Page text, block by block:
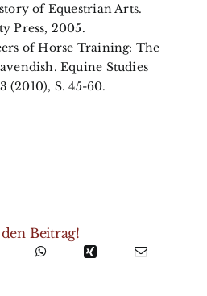
of Equestrian Arts.
Press, 2005.
of Horse Training: The
Equine Studies
(2010), S. 45-60.
Beitrag!